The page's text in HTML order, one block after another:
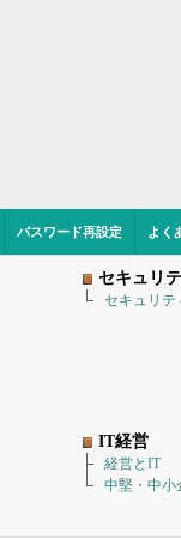
パスワード再設定 よく
セキュリ
セキュリテ
IT経営
経営とIT
中堅・中小